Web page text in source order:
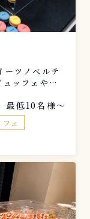
ーツノベルテ
ッフェやノ
最低10名様〜
ェ